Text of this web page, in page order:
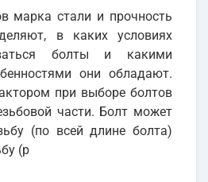
марка стали и прочность
в каких условиях
болты и какими
они обладают.
при выборе болтов
части. Болт может
(по всей длине болта)
(р